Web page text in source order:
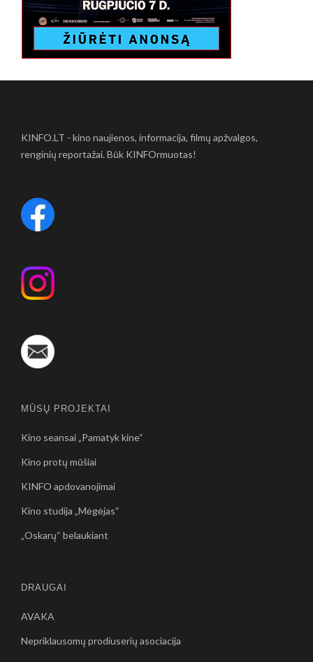
KINFO.LT - kino naujienos, informacija, filmų apžvalgos,
renginių reportažai. Būk KINFOrmuotas!
MŪSŲ PROJEKTAI
Kino seansai „Pamatyk kine“
Kino protų mūšiai
KINFO apdovanojimai
Kino studija „Mėgėjas“
„Oskarų“ belaukiant
DRAUGAI
AVAKA
Nepriklausomų prodiuserių asociacija